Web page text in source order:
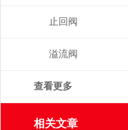
止回阀
溢流阀
查看更多
相关文章